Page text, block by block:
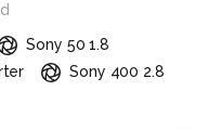
Sony 50 1.8
Sony 400 2.8